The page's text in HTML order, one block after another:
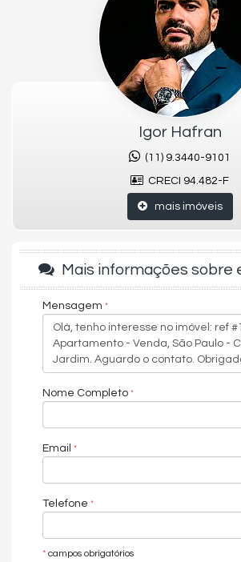
marcas nacionais e internacionais,
O Fasano Residences ainda oferece os
de hospitalidade Fasano , incluindo lobby
quadras de beach tennis, meeting rooms,
2.000m² de áreas verdes
e jardins.
Agende sua visita e descubra o novo
Garagem para visitas
Características do Imóvel
Área de Serviço
Sala
Cozinha
Banheiro de Serviço
Suíte Master
Piso de Madeira
Características do Empreendimento
Salão de Festas
Espaço Fitness
Igor Hafran
(11) 9.3440-9101
CRECI 94.482-F
mais imóveis
Mais informações sobre
Mensagem
Nome Completo
Email
Telefone
* campos obrigatórios